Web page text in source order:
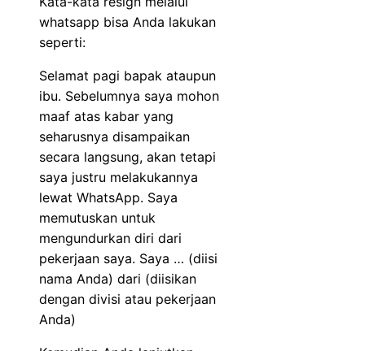
whatsapp bisa Anda lakukan
seperti:
Selamat pagi bapak ataupun
ibu. Sebelumnya saya mohon
maaf atas kabar yang
seharusnya disampaikan
secara langsung, akan tetapi
saya justru melakukannya
lewat WhatsApp. Saya
memutuskan untuk
mengundurkan diri dari
pekerjaan saya. Saya … (diisi
nama Anda) dari (diisikan
dengan divisi atau pekerjaan
Anda)